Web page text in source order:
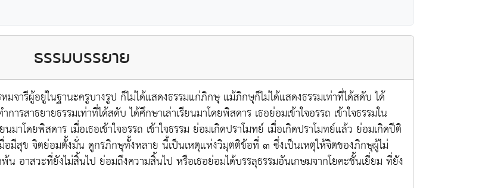
ธรรมบรรยาย
ารีผู้อยู่ในฐานะครูบางรูป ก็ไม่ได้แสดงธรรมแก่ภิกษุ แม้ภิกษุก็ไม่ได้แสดงธรรมเท่าที่ได้สดับ ได้
สาธยายธรรมเท่าที่ได้สดับ ได้ศึกษาเล่าเรียนมาโดยพิสดาร เธอย่อมเข้าใจอรรถ เข้าใจธรรมใน
าโดยพิสดาร เมื่อเธอเข้าใจอรรถ เข้าใจธรรม ย่อมเกิดปราโมทย์ เมื่อเกิดปราโมทย์แล้ว ย่อมเกิดปีติ
อมีสุข จิตย่อมตั้งมั่น ดูกรภิกษุทั้งหลาย นี้เป็นเหตุแห่งวิมุตติข้อที่ ๓ ซึ่งเป็นเหตุให้จิตของภิกษุผู้ไม่
อาสวะที่ยังไม่สิ้นไป ย่อมถึงความสิ้นไป หรือเธอย่อมได้บรรลุธรรมอันเกษมจากโยคะชั้นเยี่ยม ที่ยัง